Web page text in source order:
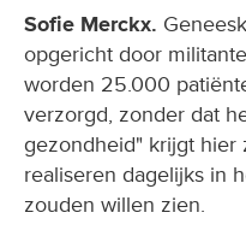
Sofie Merckx.
opgericht door
worden 25.000
verzorgd, zonder dat
gezondheid" krijgt hier
realiseren dagelijks in
zouden willen zien.